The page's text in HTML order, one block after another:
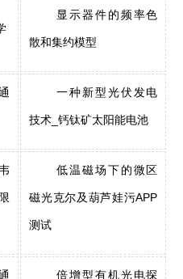
显示器件的频率色
散和集约模型
一种新型光伏发电
技术_钙钛矿太阳能电池
低温磁场下的微区
磁光克尔及葫芦娃污APP
测试
倍增型有机光电探